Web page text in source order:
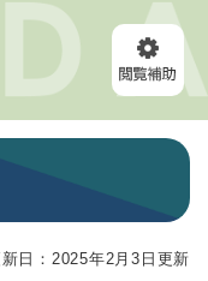
文へ
日：2025年2月3日更新